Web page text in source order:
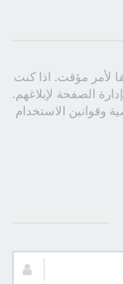
لأمر مؤقت. اذا كنت
الصفحة لإبلاغهم.
وقوانين الاستخدام